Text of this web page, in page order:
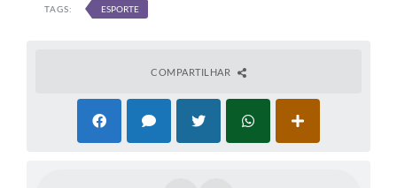
TAGS: ESPORTE
COMPARTILHAR